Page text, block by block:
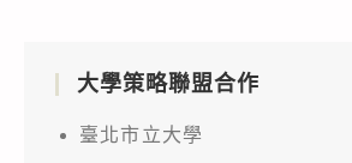
大學策略聯盟合作
臺北市立大學